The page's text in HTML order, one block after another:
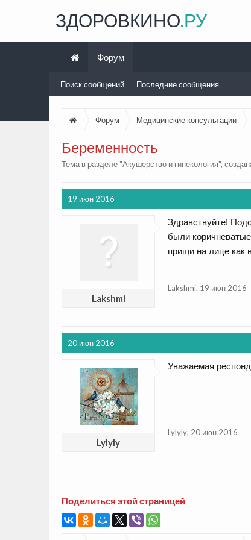
Форум Медицинские консультации
Беременность
Тема в разделе "Акушерство и гинекология",
19 июн 2016
Lakshmi
Здравствуйте!
были
прищи на лице как
Lakshmi, 19 июн 2016
20 июн 2016
Lylyly
Уважаемая
Lylyly, 20 июн 2016
Поделиться этой страницей
ЗДОРОВКИНО.РУ
Форум
Поиск сообщений Последние сообщения